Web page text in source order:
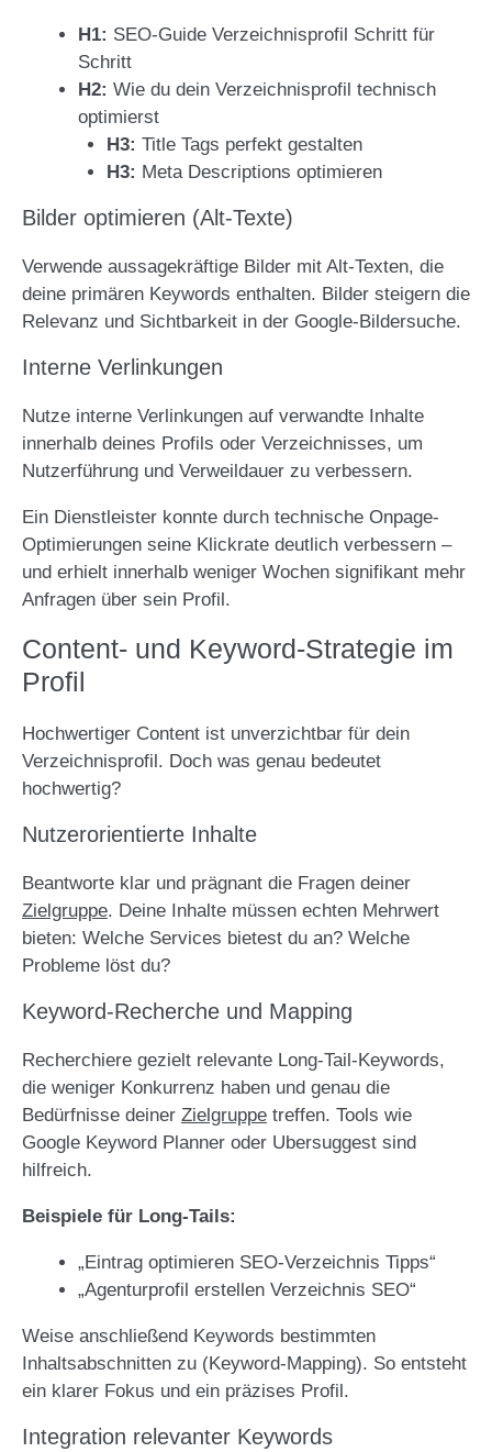
H1: SEO-Guide Verzeichnisprofil Schritt für
Schritt
H2: Wie du dein Verzeichnisprofil technisch
optimierst
H3: Title Tags perfekt gestalten
H3: Meta Descriptions optimieren
Bilder optimieren (Alt-Texte)
Verwende aussagekräftige Bilder mit Alt-Texten, die
deine primären Keywords enthalten. Bilder steigern die
Relevanz und Sichtbarkeit in der Google-Bildersuche.
Interne Verlinkungen
Nutze interne Verlinkungen auf verwandte Inhalte
innerhalb deines Profils oder Verzeichnisses, um
Nutzerführung und Verweildauer zu verbessern.
Ein Dienstleister konnte durch technische Onpage-
Optimierungen seine Klickrate deutlich verbessern –
und erhielt innerhalb weniger Wochen signifikant mehr
Anfragen über sein Profil.
Content- und Keyword-Strategie im
Profil
Hochwertiger Content ist unverzichtbar für dein
Verzeichnisprofil. Doch was genau bedeutet
hochwertig?
Nutzerorientierte Inhalte
Beantworte klar und prägnant die Fragen deiner
Zielgruppe. Deine Inhalte müssen echten Mehrwert
bieten: Welche Services bietest du an? Welche
Probleme löst du?
Keyword-Recherche und Mapping
Recherchiere gezielt relevante Long-Tail-Keywords,
die weniger Konkurrenz haben und genau die
Bedürfnisse deiner Zielgruppe treffen. Tools wie
Google Keyword Planner oder Ubersuggest sind
hilfreich.
Beispiele für Long-Tails:
„Eintrag optimieren SEO-Verzeichnis Tipps“
„Agenturprofil erstellen Verzeichnis SEO“
Weise anschließend Keywords bestimmten
Inhaltsabschnitten zu (Keyword-Mapping). So entsteht
ein klarer Fokus und ein präzises Profil.
Integration relevanter Keywords